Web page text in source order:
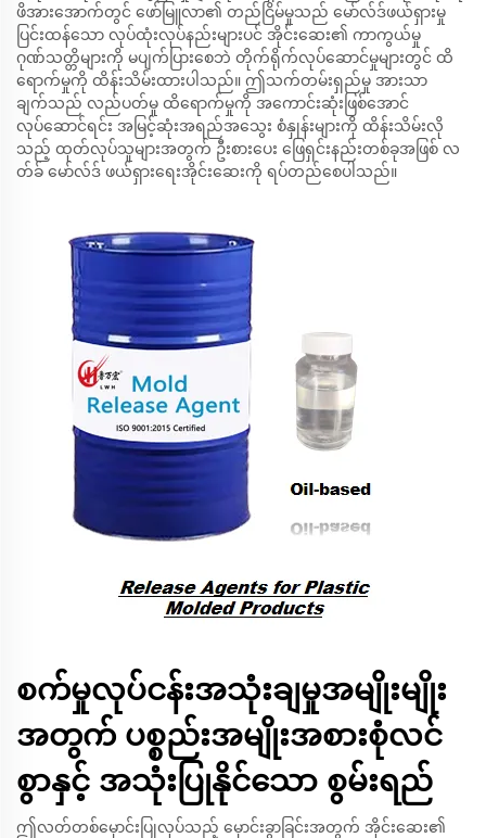
ဖိအားအောက်တွင် ဖော်မြူလာ၏ တည်ငြိမ်မှုသည် မော်လ်ဒ်ဖယ်ရှားမှု
ပြင်းထန်သော လုပ်ထုံးလုပ်နည်းများပင် အိုင်းဆေး၏ ကာကွယ်မှု
ဂုဏ်သတ္တိများကို မပျက်ပြားစေဘဲ တိုက်ရိုက်လုပ်ဆောင်မှုများတွင် ထိ
ရောက်မှုကို ထိန်းသိမ်းထားပါသည်။ ဤသက်တမ်းရှည်မှု အားသာ
ချက်သည် လည်ပတ်မှု ထိရောက်မှုကို အကောင်းဆုံးဖြစ်အောင်
လုပ်ဆောင်ရင်း အမြင့်ဆုံးအရည်အသွေး စံနှုန်းများကို ထိန်းသိမ်းလို
သည့် ထုတ်လုပ်သူများအတွက် ဦးစားပေး ဖြေရှင်းနည်းတစ်ခုအဖြစ် လ
တ်ခ် မော်လ်ဒ် ဖယ်ရှားရေးအိုင်းဆေးကို ရပ်တည်စေပါသည်။
စက်မှုလုပ်ငန်းအသုံးချမှုအမျိုးမျိုး
အတွက် ပစ္စည်းအမျိုးအစားစုံလင်
စွာနှင့် အသုံးပြုနိုင်သော စွမ်းရည်
ဤလတ်တစ်မှောင်းပြုလုပ်သည့် မှောင်းခွာခြင်းအတွက် အိုင်းဆေး၏